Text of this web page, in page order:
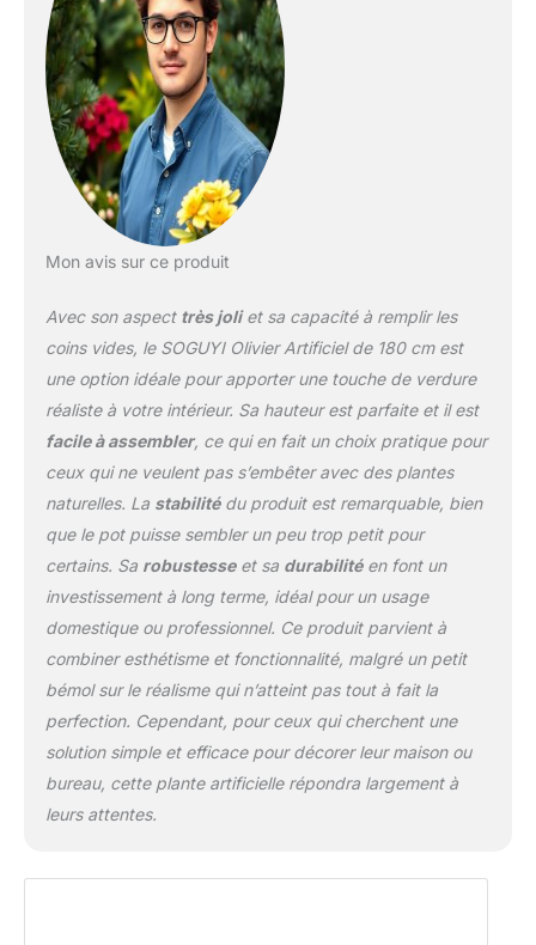
Mon avis sur ce produit
Avec son aspect très joliet sa capacité à remplir les
coins vides, le SOGUYI Olivier Artificiel de 180 cm est
une option idéale pour apporter une touche de verdure
réaliste à votre intérieur. Sa hauteur est parfaite et il est
facile à assembler, ce qui en fait un choix pratique pour
ceux qui ne veulent pas s’embêter avec des plantes
naturelles. La stabilitédu produit est remarquable, bien
que le pot puisse sembler un peu trop petit pour
certains. Sa robustesseet sa durabilitéen font un
investissement à long terme, idéal pour un usage
domestique ou professionnel. Ce produit parvient à
combiner esthétisme et fonctionnalité, malgré un petit
bémol sur le réalisme qui n’atteint pas tout à fait la
perfection. Cependant, pour ceux qui cherchent une
solution simple et efficace pour décorer leur maison ou
bureau, cette plante artificielle répondra largement à
leurs attentes.